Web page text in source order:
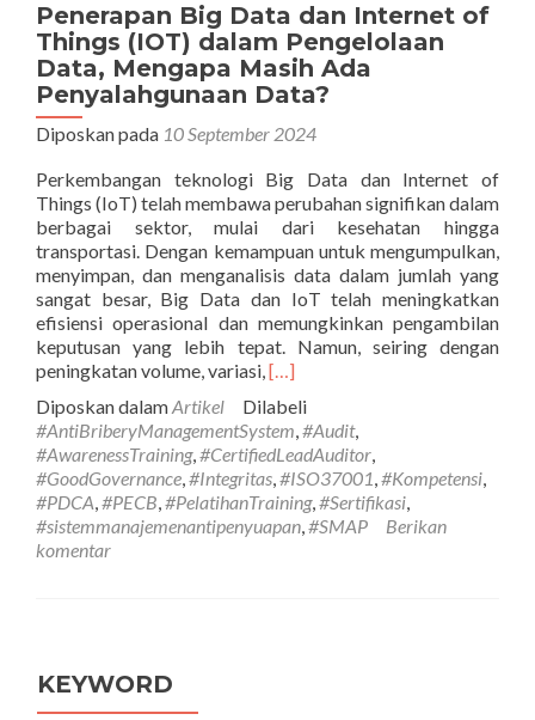
Penerapan Big Data dan Internet of
Things (IOT) dalam Pengelolaan
Data, Mengapa Masih Ada
Penyalahgunaan Data?
Diposkan pada 10 September 2024
Perkembangan teknologi Big Data dan Internet of
Things (IoT) telah membawa perubahan signifikan dalam
berbagai sektor, mulai dari kesehatan hingga
transportasi. Dengan kemampuan untuk mengumpulkan,
menyimpan, dan menganalisis data dalam jumlah yang
sangat besar, Big Data dan IoT telah meningkatkan
efisiensi operasional dan memungkinkan pengambilan
keputusan yang lebih tepat. Namun, seiring dengan
peningkatan volume, variasi,Selengkapnya
Big
Data
dan
Internet
of
Things
[…]
Diposkan dalamArtikel
Dilabeli
#AntiBriberyManagementSystem,#Audit,
#AwarenessTraining,#CertifiedLeadAuditor,
#GoodGovernance,#Integritas,#ISO37001,#Kompetensi,
#PDCA,#PECB,#PelatihanTraining,#Sertifikasi,
#sistemmanajemenantipenyuapan,#SMAP
Berikan
komentar
KEYWORD